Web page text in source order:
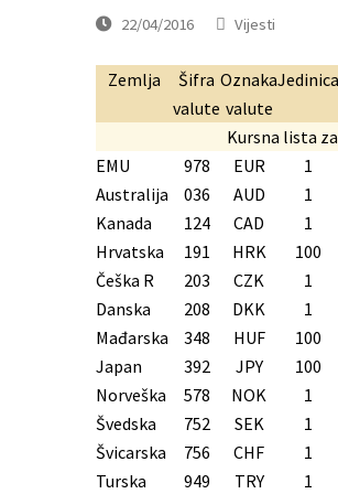
22/04/2016 Vijesti
Zemlja
Šifra
valute
Oznaka
valute
Jedinica
Kursna lista
EMU
978 EUR 1
Australija
036 AUD 1
Kanada
124 CAD 1
Hrvatska
191 HRK 100
Češka R
203 CZK 1
Danska
208 DKK 1
Mađarska
348 HUF 100
Japan
392 JPY 100
Norveška
578 NOK 1
Švedska
752 SEK 1
Švicarska
756 CHF 1
Turska
949 TRY 1